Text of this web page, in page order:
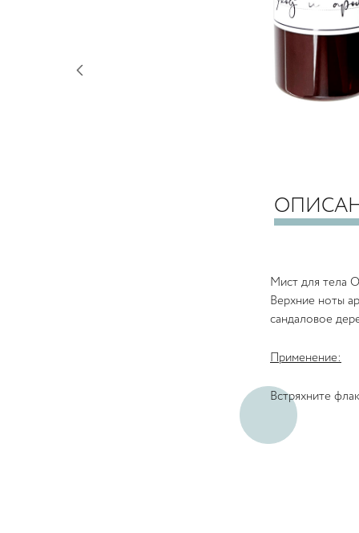
Мист для тела
Верхние ноты
сандаловое
Применение:
Встряхните